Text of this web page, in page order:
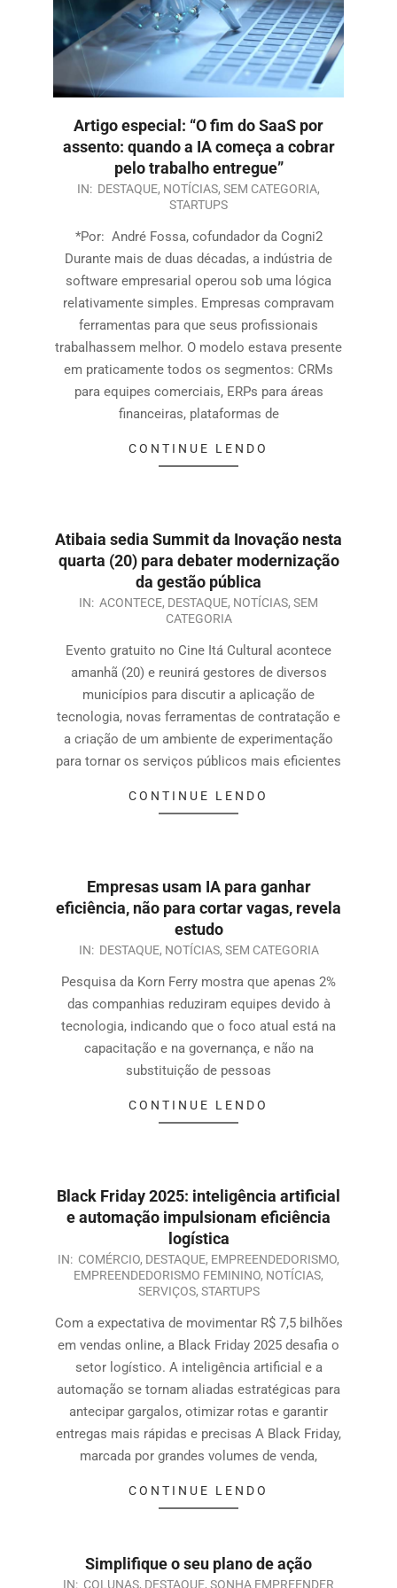
Artigo especial: “O fim do SaaS por
assento: quando a IA começa a cobrar
pelo trabalho entregue”
IN: DESTAQUE, NOTÍCIAS, SEM CATEGORIA,
STARTUPS
*Por: André Fossa, cofundador da Cogni2
Durante mais de duas décadas, a indústria de
software empresarial operou sob uma lógica
relativamente simples. Empresas compravam
ferramentas para que seus profissionais
trabalhassem melhor. O modelo estava presente
em praticamente todos os segmentos: CRMs
para equipes comerciais, ERPs para áreas
financeiras, plataformas de
CONTINUE LENDO
Atibaia sedia Summit da Inovação nesta
quarta (20) para debater modernização
da gestão pública
IN: ACONTECE, DESTAQUE, NOTÍCIAS, SEM
CATEGORIA
Evento gratuito no Cine Itá Cultural acontece
amanhã (20) e reunirá gestores de diversos
municípios para discutir a aplicação de
tecnologia, novas ferramentas de contratação e
a criação de um ambiente de experimentação
para tornar os serviços públicos mais eficientes
CONTINUE LENDO
Empresas usam IA para ganhar
eficiência, não para cortar vagas, revela
estudo
IN: DESTAQUE, NOTÍCIAS, SEM CATEGORIA
Pesquisa da Korn Ferry mostra que apenas 2%
das companhias reduziram equipes devido à
tecnologia, indicando que o foco atual está na
capacitação e na governança, e não na
substituição de pessoas
CONTINUE LENDO
Black Friday 2025: inteligência artificial
e automação impulsionam eficiência
logística
IN: COMÉRCIO, DESTAQUE, EMPREENDEDORISMO,
EMPREENDEDORISMO FEMININO, NOTÍCIAS,
SERVIÇOS, STARTUPS
Com a expectativa de movimentar R$ 7,5 bilhões
em vendas online, a Black Friday 2025 desafia o
setor logístico. A inteligência artificial e a
automação se tornam aliadas estratégicas para
antecipar gargalos, otimizar rotas e garantir
entregas mais rápidas e precisas A Black Friday,
marcada por grandes volumes de venda,
CONTINUE LENDO
Simplifique o seu plano de ação
IN: COLUNAS, DESTAQUE, SONHA EMPREENDER